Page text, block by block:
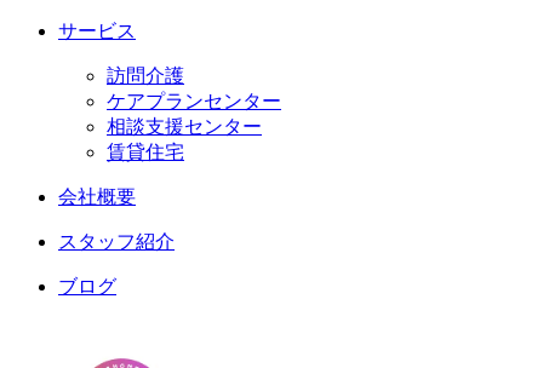
サービス
訪問介護
ケアプランセンター
相談支援センター
賃貸住宅
会社概要
スタッフ紹介
ブログ